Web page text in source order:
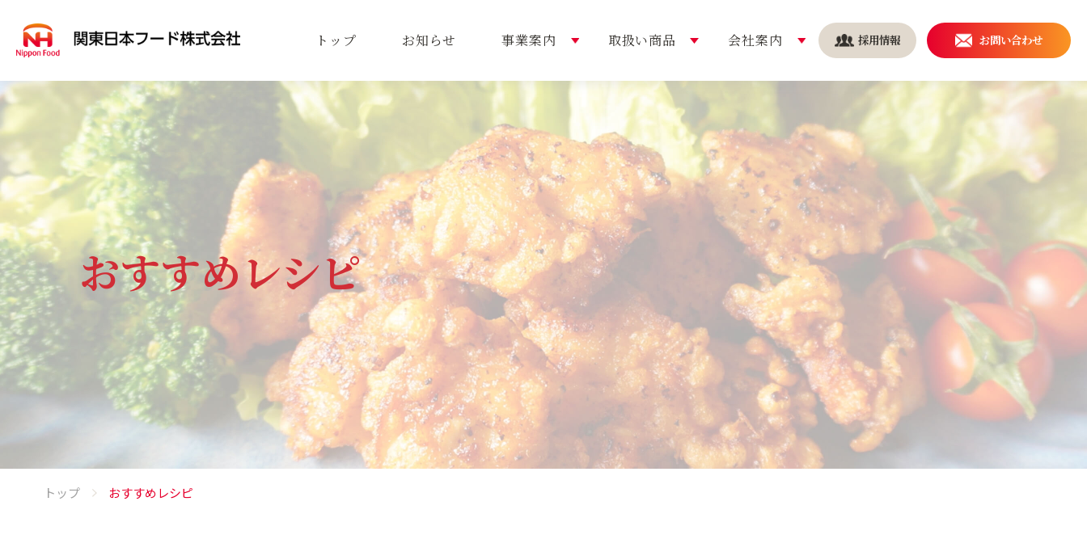
トップ お知らせ 事業案内
事業案内
SERVICE
事業内容 選ばれる理由 安全・安心の取り組み
取扱い商品
商品案内
PRODUCT
取扱い商品 おすすめレシピ 導入事例
会社案内
会社案内
COMPANY
会社概要 トップメッセージ
持続可能な社会を実現する
ために
採用情報 お問い合わせ
おすすめレシピ
トップ おすすめレシピ